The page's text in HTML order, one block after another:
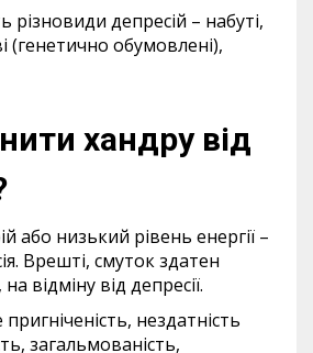
різновиди депресій – набуті,
(генетично обумовлені),
хандру від
або низький рівень енергії –
Врешті, смуток здатен
відміну від депресії.
нездатність
загальмованість,